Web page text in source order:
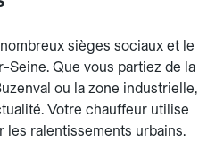
sièges sociaux et le
Que vous partiez de la
ou la zone industrielle,
Votre chauffeur utilise
les ralentissements urbains.